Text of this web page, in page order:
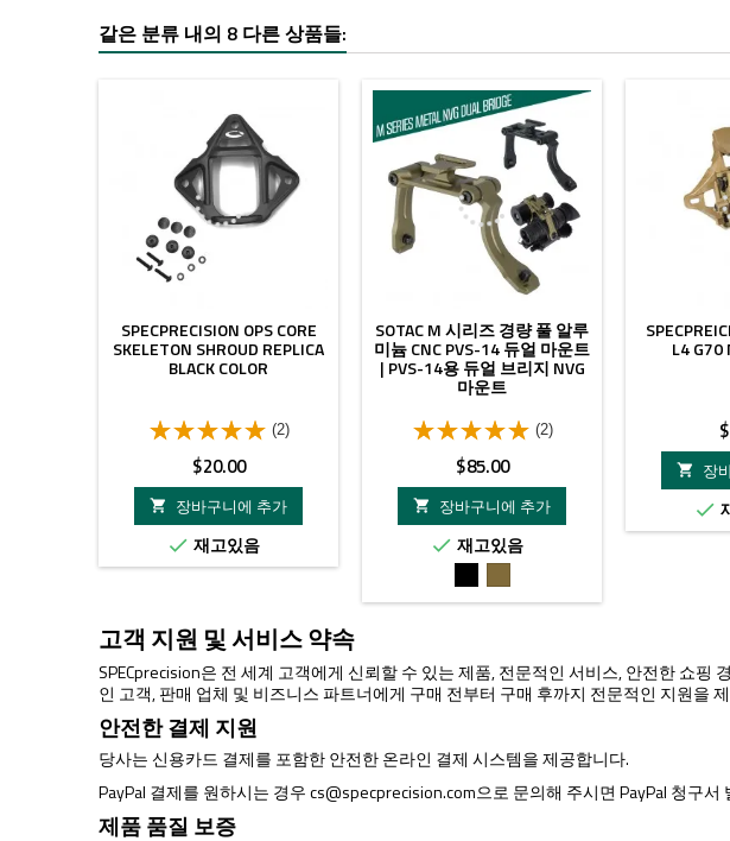
같은 분류 내의 8 다른 상품들:
SPECPRECISION OPS CORE
SKELETON SHROUD REPLICA
BLACK COLOR
(2)
가
격
$20.00

장바구니에 추가
 재고있음
SOTAC M 시리즈 경량 풀 알루
미늄 CNC PVS-14 듀얼 마운트
| PVS-14용 듀얼 브리지 NVG
마운트
(2)
가
격
$85.00

장바구니에 추가
 재고있음
은
L4 G70

장

고객 지원 및 서비스 약속
SPECprecision은 전 세계 고객에게 신뢰할 수 있는 제품, 전문적인 서비스, 안전한 쇼핑
인 고객, 판매 업체 및 비즈니스 파트너에게 구매 전부터 구매 후까지 전문적인 지원을
안전한 결제 지원
당사는 신용카드 결제를 포함한 안전한 온라인 결제 시스템을 제공합니다.
PayPal 결제를 원하시는 경우cs@specprecision.com으로 문의해 주시면 PayPal 청구
제품 품질 보증